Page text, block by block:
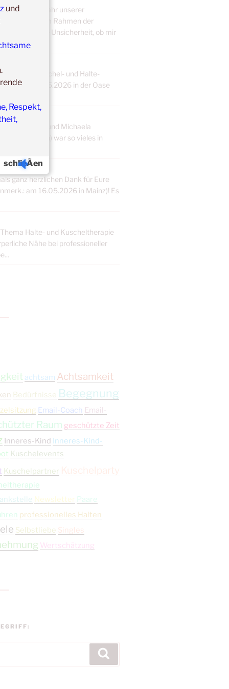
in dem Jahr unserer
[Anmerk.: im Rahmen der
Die große Unsicherheit, ob mir
zur Kuschel- und Halte-
bis 25.05.2026 in der Oase
bei Winnie und Michaela
Greifenstein) war so vieles in
ganz herzlichen Dank für Eure
am 16.05.2026 in Mainz)! Es
Halte- und Kuscheltherapie
Nähe bei professioneller
achtsam Achtsamkeit
Bedürfnisse Begegnung
Email-Coach Email-
Raum geschützte Zeit
Inneres-Kind Inneres-Kind-
Kuschelevents
Kuschelpartner Kuschelparty
Newsletter Paare
professionelles Halten
Selbstliebe Singles
Wertschätzung
schlieÃen
und
Respekt,